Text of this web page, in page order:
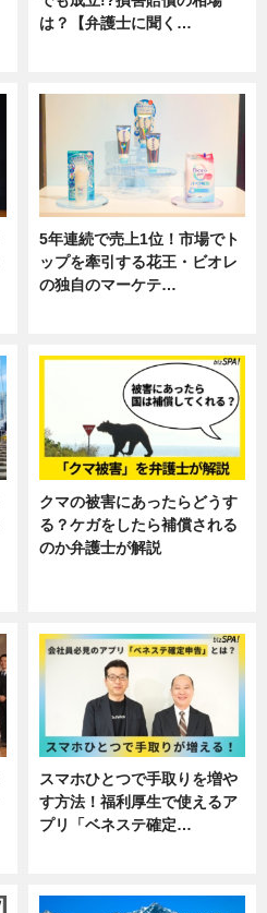
は？【弁護士に聞く…
5年連続で売上1位！市場でト
ップを牽引する花王・ビオレ
の独自のマーケテ…
クマの被害にあったらどうす
る？ケガをしたら補償される
のか弁護士が解説
スマホひとつで手取りを増や
す方法！福利厚生で使えるア
プリ「ベネステ確定…